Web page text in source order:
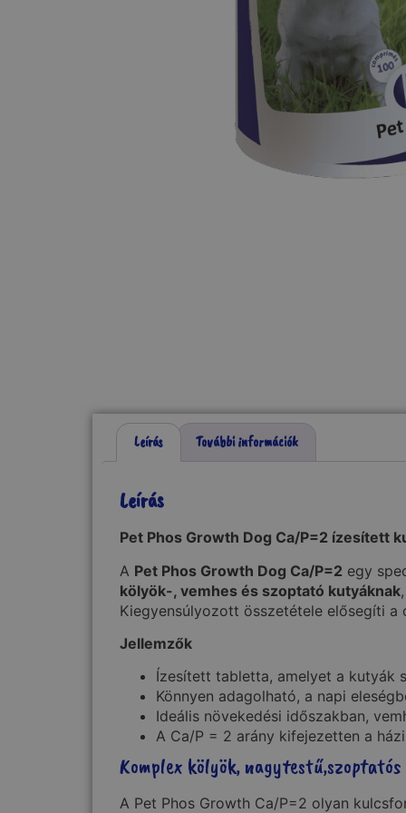
Leírás További információk
Leírás
Pet Phos Growth Dog Ca/P=2 ízesített
A Pet Phos Growth Dog Ca/P=2 egy
kölyök-, vemhes és szoptató kutyáknak
Kiegyensúlyozott összetétele elősegíti
Jellemzők
Ízesített tabletta, amelyet a kutyák
Könnyen adagolható, a napi
Ideális növekedési időszakban,
A Ca/P = 2 arány kifejezetten a
Komplex kölyök,
A Pet Phos Growth Ca/P=2 olyan